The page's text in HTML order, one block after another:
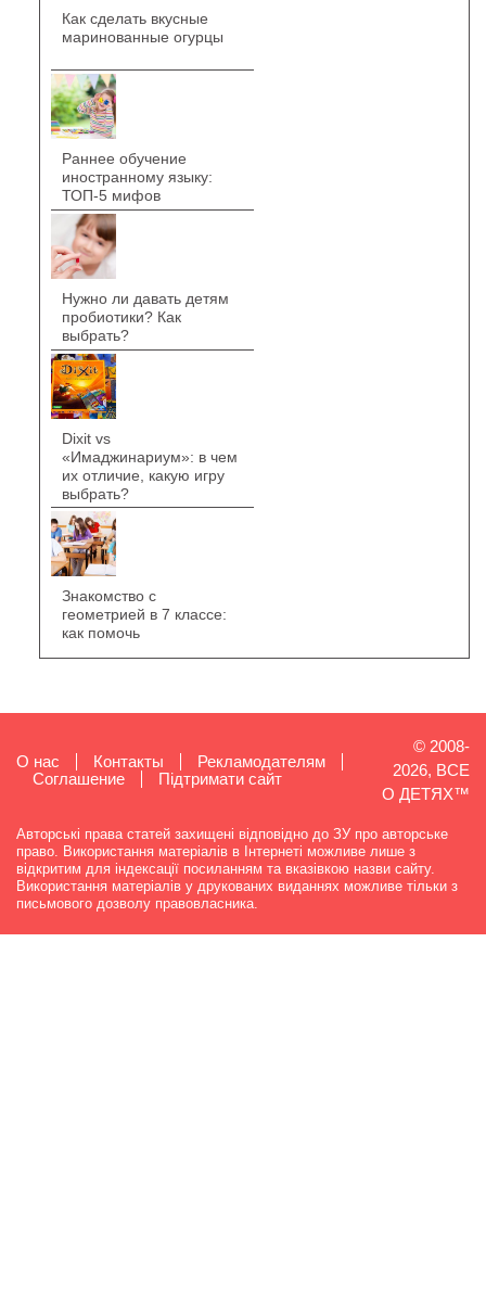
Как сделать вкусные
маринованные огурцы
Раннее обучение
иностранному языку:
ТОП-5 мифов
Нужно ли давать детям
пробиотики? Как
выбрать?
Dixit vs
«Имаджинариум»: в чем
их отличие, какую игру
выбрать?
Знакомство с
геометрией в 7 классе:
как помочь
О нас Контакты
Рекламодателям
Cоглашение
Підтримати сайт
© 2008-
2026, ВСЕ
О ДЕТЯХ™
Авторські права статей захищені відповідно до ЗУ про авторське
право. Використання матеріалів в Інтернеті можливе лише з
відкритим для індексації посиланням та вказівкою назви сайту.
Використання матеріалів у друкованих виданнях можливе тільки з
письмового дозволу правовласника.